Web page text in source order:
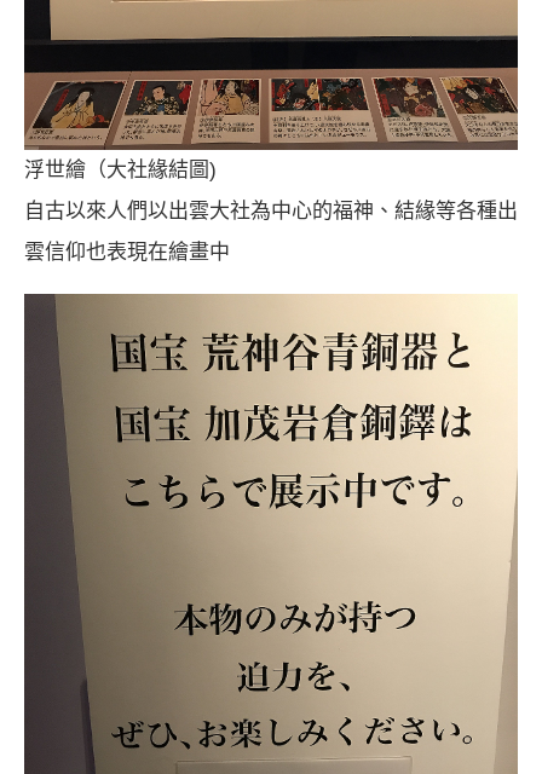
浮世繪（大社緣結圖)
自古以來人們以出雲大社為中心的福神、結緣等各種出
雲信仰也表現在繪畫中